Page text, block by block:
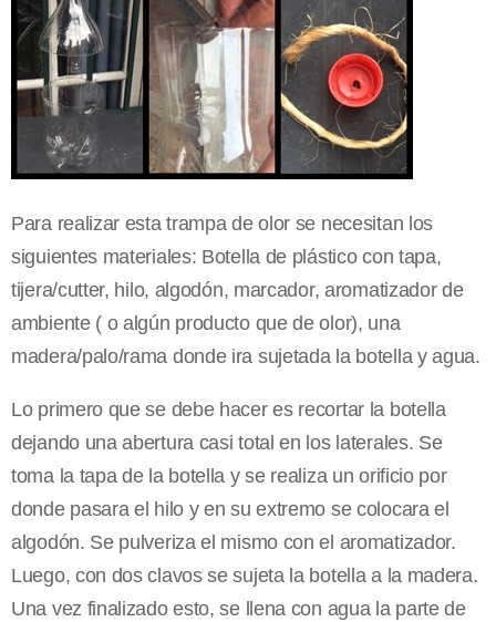
Para realizar esta trampa de olor se necesitan los
siguientes materiales: Botella de plástico con tapa,
tijera/cutter, hilo, algodón, marcador, aromatizador de
ambiente ( o algún producto que de olor), una
madera/palo/rama donde ira sujetada la botella y agua.
Lo primero que se debe hacer es recortar la botella
dejando una abertura casi total en los laterales. Se
toma la tapa de la botella y se realiza un orificio por
donde pasara el hilo y en su extremo se colocara el
algodón. Se pulveriza el mismo con el aromatizador.
Luego, con dos clavos se sujeta la botella a la madera.
Una vez finalizado esto, se llena con agua la parte de